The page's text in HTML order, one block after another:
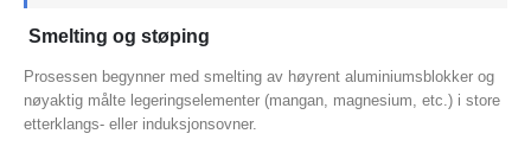
Smelting og støping
Prosessen begynner med smelting av høyrent aluminiumsblokker og
nøyaktig målte legeringselementer (mangan, magnesium, etc.) i store
etterklangs- eller induksjonsovner.